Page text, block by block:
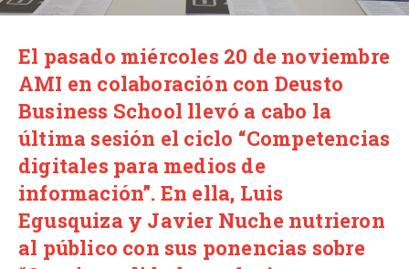
El pasado miércoles 20 de noviembre
AMI en colaboración con Deusto
Business School llevó a cabo la
última sesión el ciclo “Competencias
digitales para medios de
información”. En ella, Luis
Egusquiza y Javier Nuchenutrieron
al público con sus ponencias sobre